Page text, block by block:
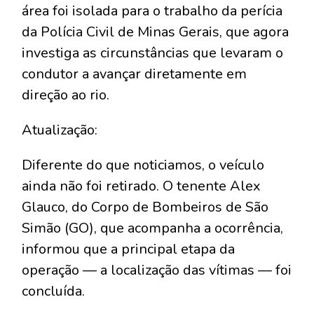
área foi isolada para o trabalho da perícia
da Polícia Civil de Minas Gerais, que agora
investiga as circunstâncias que levaram o
condutor a avançar diretamente em
direção ao rio.
Atualização:
Diferente do que noticiamos, o veículo
ainda não foi retirado. O tenente Alex
Glauco, do Corpo de Bombeiros de São
Simão (GO), que acompanha a ocorrência,
informou que a principal etapa da
operação — a localização das vítimas — foi
concluída.